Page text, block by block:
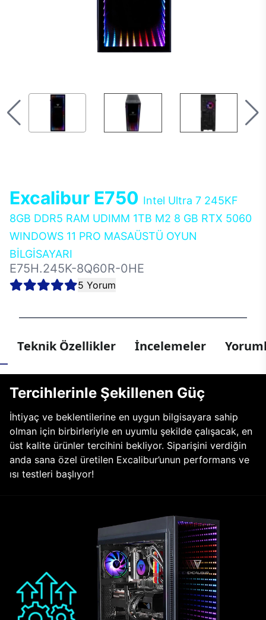
Excalibur E750 Intel Ultra 7 245KF
8GB DDR5 RAM UDIMM 1TB M2 8 GB RTX 5060
WINDOWS 11 PRO MASAÜSTÜ OYUN
BİLGİSAYARI
E75H.245K-8Q60R-0HE
5 Yorum
Teknik Özellikler İncelemeler
Tercihlerinle Şekillenen Güç
İhtiyaç ve beklentilerine en uygun bilgisayara sahip
olman için birbirleriyle en uyumlu şekilde çalışacak, en
üst kalite ürünler tercihini bekliyor. Siparişini verdiğin
anda sana özel üretilen Excalibur’unun performans ve
ısı testleri başlıyor!